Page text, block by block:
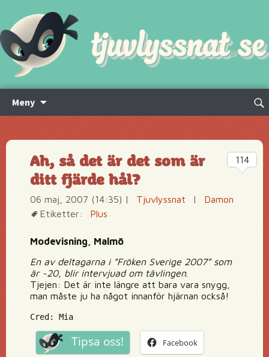
Meny
innehåll
Sök
Ah, så det är det som är
ditt fjärde hål?
06 maj, 2007 (14:35) | Tjuvlyssnat |
Damon
Etiketter:
Plus
Modevisning, Malmö
En av deltagarna i ”Fröken Sverige 2007” som
är ~20, blir intervjuad om tävlingen.
Tjejen: Det är inte längre att bara vara snygg,
man måste ju ha något innanför hjärnan också!
Cred: Mia
Tipsa oss! Facebook
114